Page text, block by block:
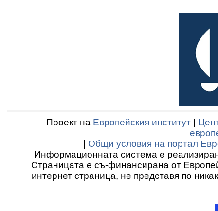
Проект на Европейския институт
Общи условия на портал
Информационната система е
Страницата е съ-финансирана от
интернет страница, не представя по